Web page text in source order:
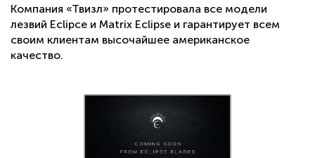
Компания «Твизл» протестировала все модели
лезвий Eclipce и Matrix Eclipse и гарантирует всем
своим клиентам высочайшее американское
качество.